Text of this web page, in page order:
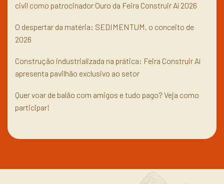
civil como patrocinador Ouro da Feira Construir Aí 2026
O despertar da matéria: SEDIMENTUM, o conceito de
2026
Construção industrializada na prática: Feira Construir Aí
apresenta pavilhão exclusivo ao setor
Quer voar de balão com amigos e tudo pago? Veja como
participar!